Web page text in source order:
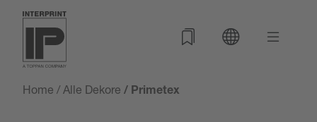
Home / Alle Dekore / Primetex